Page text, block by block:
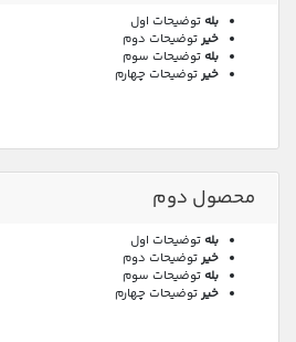
بله توضیحات اول
خیرتوضیحات دوم
بله توضیحات سوم
خیرتوضیحات چهارم
محصول دوم
بله توضیحات اول
خیرتوضیحات دوم
بله توضیحات سوم
خیرتوضیحات چهارم